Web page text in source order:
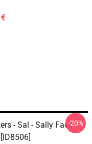
- Sal - Sally Face-20%